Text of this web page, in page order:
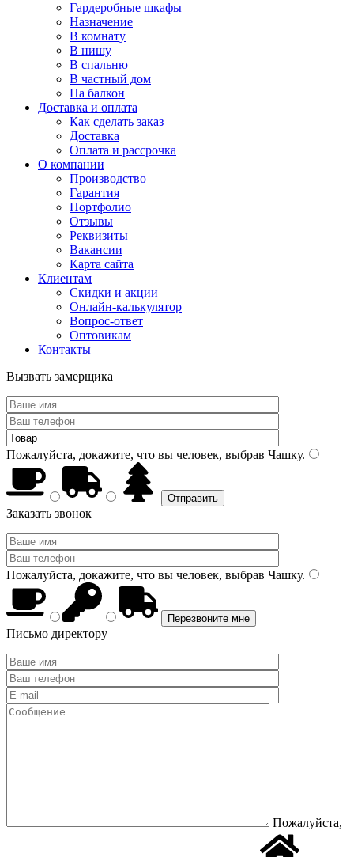
Гардеробные шкафы
Назначение
В комнату
В нишу
В спальню
В частный дом
На балкон
Доставка и оплата
Как сделать заказ
Доставка
Оплата и рассрочка
О компании
Производство
Гарантия
Портфолио
Отзывы
Реквизиты
Вакансии
Карта сайта
Клиентам
Скидки и акции
Онлайн-калькулятор
Вопрос-ответ
Оптовикам
Контакты
Вызвать замерщика
Пожалуйста, докажите, что вы человек, выбрав Чашку.
Заказать звонок
Пожалуйста, докажите, что вы человек, выбрав Чашку.
Письмо директору
Пожалуйста,